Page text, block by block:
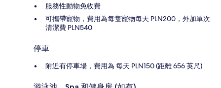
服務性動物免收費
可攜帶寵物，費用為每隻寵物每天 PLN200，外加單次
清潔費 PLN540
停車
附近有停車場，費用為 每天 PLN150 (距離 656 英尺)